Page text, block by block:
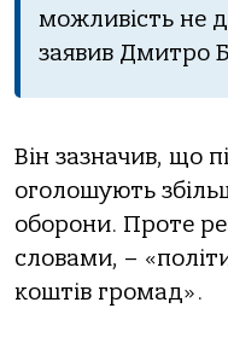
можливість не
заявив Дмитро
Він зазначив, що
оголошують
оборони. Проте
словами, –
коштів громад».